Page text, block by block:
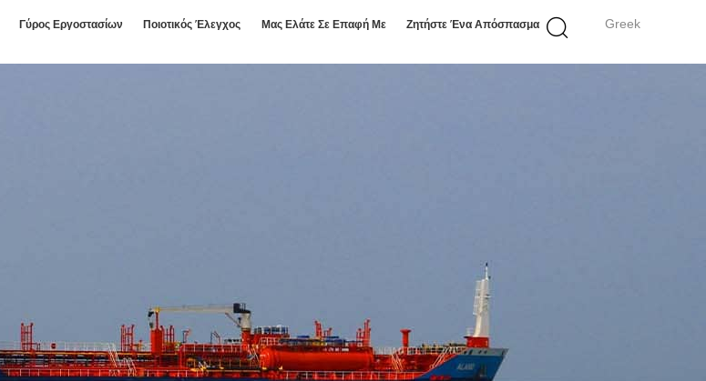
Greek
Γύρος Εργοστασίων Ποιοτικός Έλεγχος Μας Ελάτε Σε Επαφή Με Ζητήστε Ένα Απόσπασμα